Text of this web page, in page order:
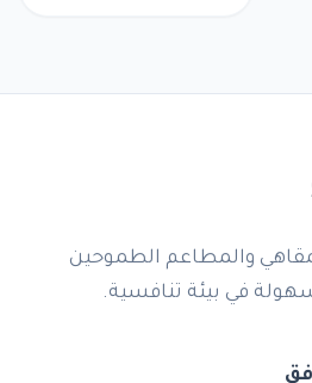
والمطاعم الطموحين
في بيئة تنافسية.